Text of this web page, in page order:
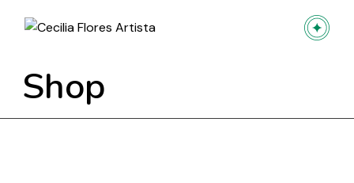
Shop